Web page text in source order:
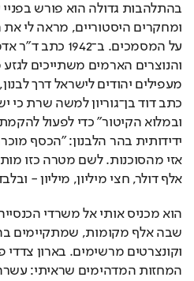
אלף דולר, חצי מיליון, מיליון -